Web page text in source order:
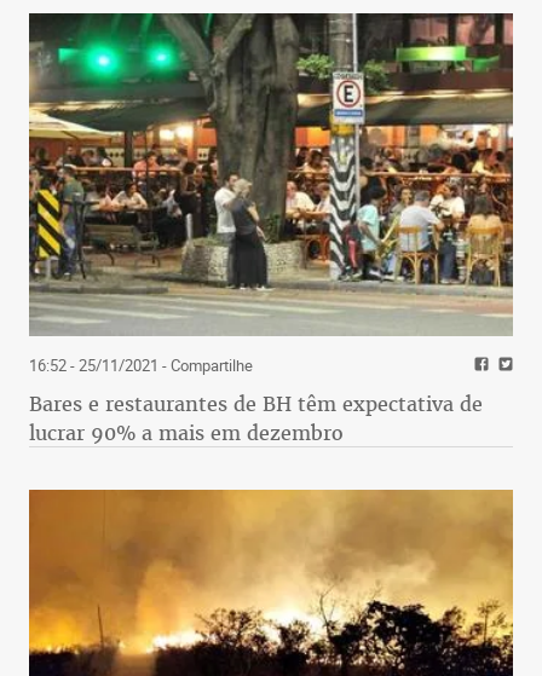
16:52 - 25/11/2021 - Compartilhe
Bares e restaurantes de BH têm expectativa de
lucrar 90% a mais em dezembro